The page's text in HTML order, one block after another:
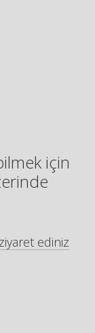
için
ediniz